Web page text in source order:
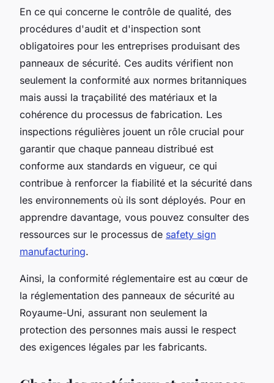
En ce qui concerne le contrôle de qualité, des
procédures d'audit et d'inspection sont
obligatoires pour les entreprises produisant des
panneaux de sécurité. Ces audits vérifient non
seulement la conformité aux normes britanniques
mais aussi la traçabilité des matériaux et la
cohérence du processus de fabrication. Les
inspections régulières jouent un rôle crucial pour
garantir que chaque panneau distribué est
conforme aux standards en vigueur, ce qui
contribue à renforcer la fiabilité et la sécurité dans
les environnements où ils sont déployés. Pour en
apprendre davantage, vous pouvez consulter des
ressources sur le processus de safety sign
manufacturing.
Ainsi, la conformité réglementaire est au cœur de
la réglementation des panneaux de sécurité au
Royaume-Uni, assurant non seulement la
protection des personnes mais aussi le respect
des exigences légales par les fabricants.